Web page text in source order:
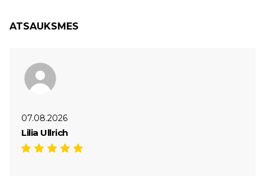
ATSAUKSMES
07.08.2026
Lilia Ullrich